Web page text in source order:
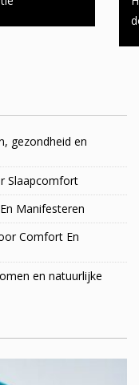
gezondheid en
Slaapcomfort
Manifesteren
Comfort En
en natuurlijke